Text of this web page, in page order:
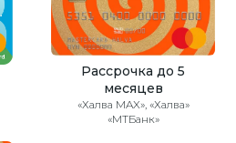
Рассрочка до 5
месяцев
«Халва MAX», «Халва»
«МТБанк»